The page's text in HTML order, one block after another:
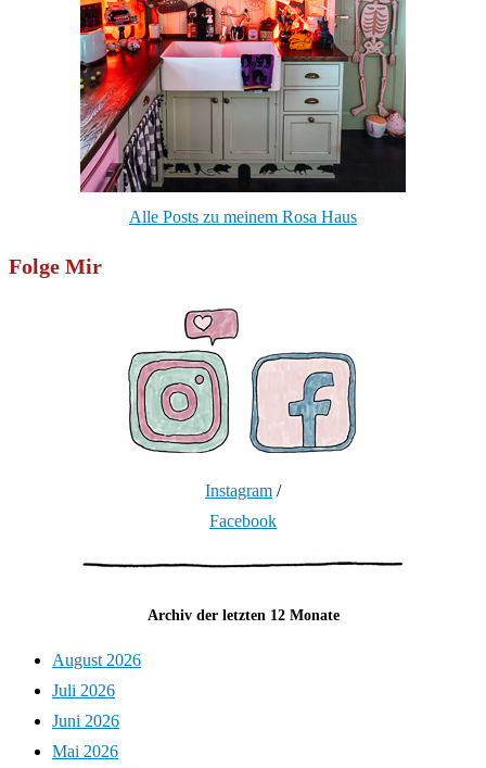
Alle Posts zu meinem Rosa Haus
Folge Mir
Instagram /
Facebook
Archiv der letzten 12 Monate
August 2026
Juli 2026
Juni 2026
Mai 2026